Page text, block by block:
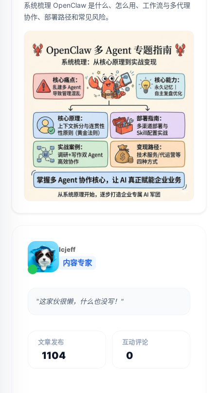
系统梳理 OpenClaw 是什么、怎么用、工作流与多代理
协作、部署路径和常见风险。
lcjeff
内容专家
"这家伙很懒，什么也没写！"
文章发布
1104
互动评论
0